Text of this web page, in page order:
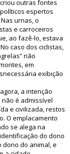
outras fontes
espertos
urnas, o
e carroceiros
ao fazê-lo, estava
caso dos ciclistas,
não
em
exibição
a intenção
é admissível
e civilizada, restos
O emplacamento
se alega na
do dono
do animal, e